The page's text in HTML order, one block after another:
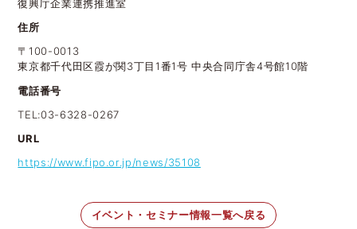
復興庁企業連携推進室
住所
〒100-0013
東京都千代田区霞が関3丁目1番1号 中央合同庁舎4号館10階
電話番号
TEL:03-6328-0267
URL
https://www.fipo.or.jp/news/35108
イベント・セミナー情報一覧へ戻る